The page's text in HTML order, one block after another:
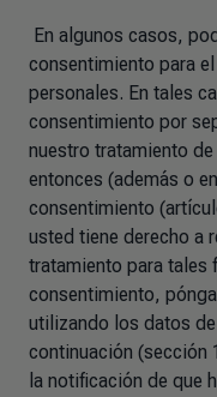
En algunos casos,
consentimiento para
personales. En tales
consentimiento por
nuestro tratamiento
entonces (además o
consentimiento
usted tiene derecho a
tratamiento para tales
consentimiento,
utilizando los datos
continuación (sección
la notificación de que